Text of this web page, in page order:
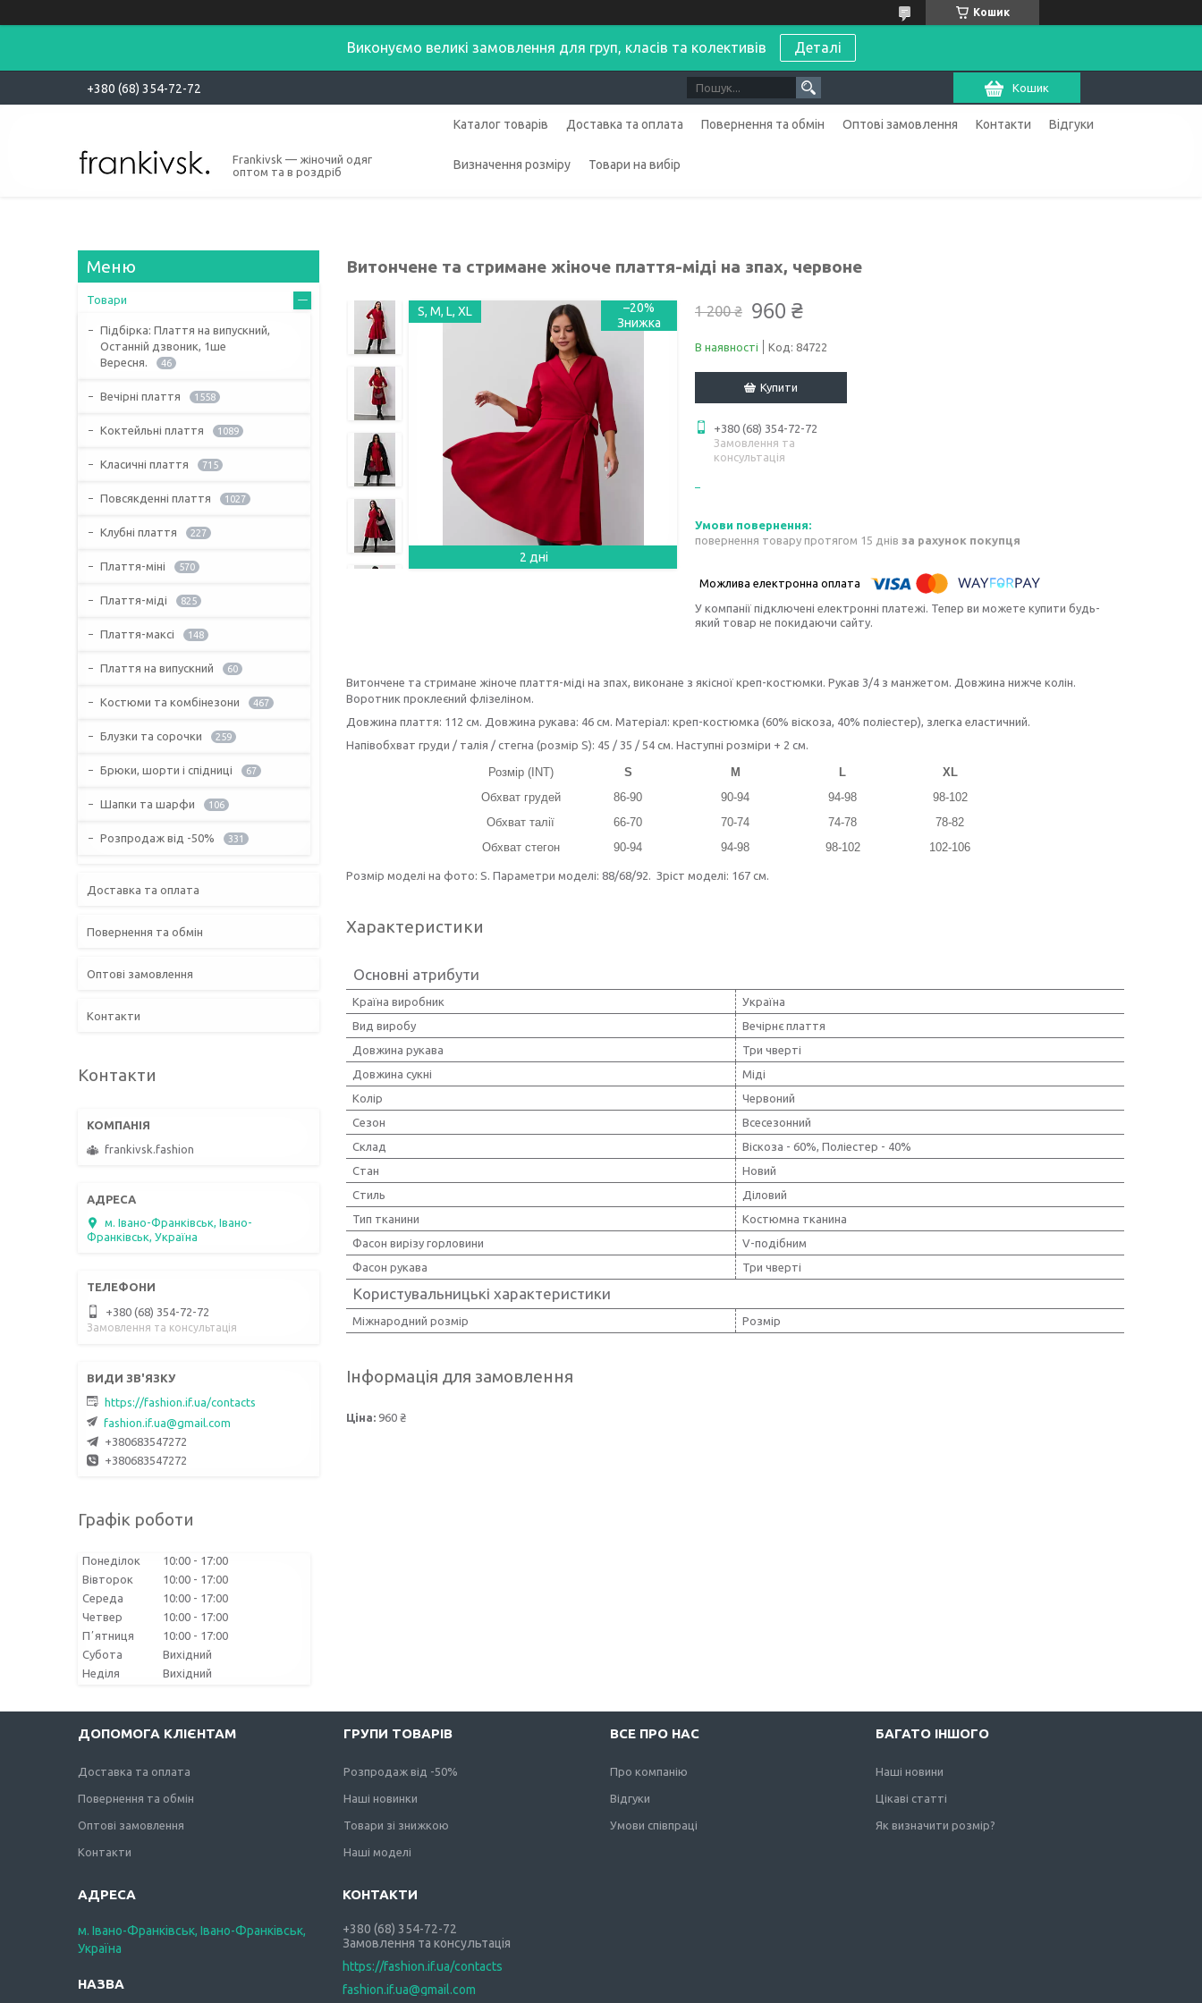
Кошик
Виконуємо великі замовлення для груп, класів та колективів Деталі
+380 (68) 354-72-72 Кошик
Frankivsk — жіночий одяг
оптом та в роздріб
Каталог товарів Доставка та оплата Повернення та обмін Оптові замовлення Контакти Відгуки
Визначення розміру Товари на вибір
Витончене та стримане жіноче плаття-міді на зпах, червоне
S, M, L, XL –20%
2 дні
1 200 ₴ 960 ₴
В наявності Код: 84722
Купити
+380 (68) 354-72-72
Замовлення та
консультація
повернення товару протягом 15 днів за рахунок покупця
У компанії підключені електронні платежі. Тепер ви можете купити будь-
який товар не покидаючи сайту.
Витончене та стримане жіноче плаття-міді на зпах, виконане з якісної креп-костюмки. Рукав 3/4 з манжетом. Довжина нижче колін.
Воротник проклеєний флізеліном.
Довжина плаття: 112 см. Довжина рукава: 46 см. Матеріал: креп-костюмка (60% віскоза, 40% поліестер), злегка еластичний.
Напівобхват груди / талія / стегна (розмір S): 45 / 35 / 54 см. Наступні розміри + 2 см.
Розмір (INT) S M L
XL
Обхват грудей
86-90 90-94 94-98
98-102
Обхват талії
66-70 70-74 74-78
78-82
Обхват стегон
90-94 94-98 98-102 102-106
Розмір моделі на фото: S. Параметри моделі: 88/68/92. Зріст моделі: 167 см.
Характеристики
Основні атрибути
Країна виробник
Україна
Вид виробу
Вечірнє плаття
Довжина рукава
Три чверті
Довжина сукні
Міді
Колір
Червоний
Сезон
Всесезонний
Склад
Віскоза - 60%, Поліестер - 40%
Стан
Новий
Стиль
Діловий
Тип тканини
Костюмна тканина
Фасон вирізу горловини
V-подібним
Фасон рукава
Три чверті
Користувальницькі характеристики
Міжнародний розмір Розмір
Інформація для замовлення
Ціна: 960 ₴
Товари
Підбірка: Плаття на випускний,
Останній дзвоник, 1ше
Вересня.
46
Вечірні плаття 1558
Коктейльні плаття 1089
Класичні плаття 715
Повсякденні плаття 1027
Клубні плаття 227
Плаття-міні 570
Плаття-міді 825
Плаття-максі 148
Плаття на випускний 60
Костюми та комбінезони 467
Блузки та сорочки 259
Брюки, шорти і спідниці 67
Шапки та шарфи 106
Розпродаж від -50% 331
Доставка та оплата
Повернення та обмін
Оптові замовлення
Контакти
Контакти
frankivsk.fashion
м. Івано-Франківськ, Івано-
Франківськ, Україна
+380 (68) 354-72-72
Замовлення та консультація
https://fashion.if.ua/contacts
fashion.if.ua@gmail.com
+380683547272
+380683547272
Графік роботи
Понеділок 10:00
17:00
Вівторок
10:00
17:00
Середа
10:00
17:00
Четвер
10:00
17:00
Пʼятниця
10:00
17:00
Субота
Вихідний
Неділя
Вихідний
ДОПОМОГА КЛІЄНТАМ
Доставка та оплата
Повернення та обмін
Оптові замовлення
Контакти
ГРУПИ ТОВАРІВ
Розпродаж від -50%
Наші новинки
Товари зі знижкою
Наші моделі
ВСЕ ПРО НАС
Про компанію
Відгуки
Умови співпраці
БАГАТО ІНШОГО
Наші новини
Цікаві статті
Як визначити розмір?
м. Івано-Франківськ, Івано-Франківськ,
Україна
+380 (68) 354-72-72
Замовлення та консультація
https://fashion.if.ua/contacts
fashion.if.ua@gmail.com